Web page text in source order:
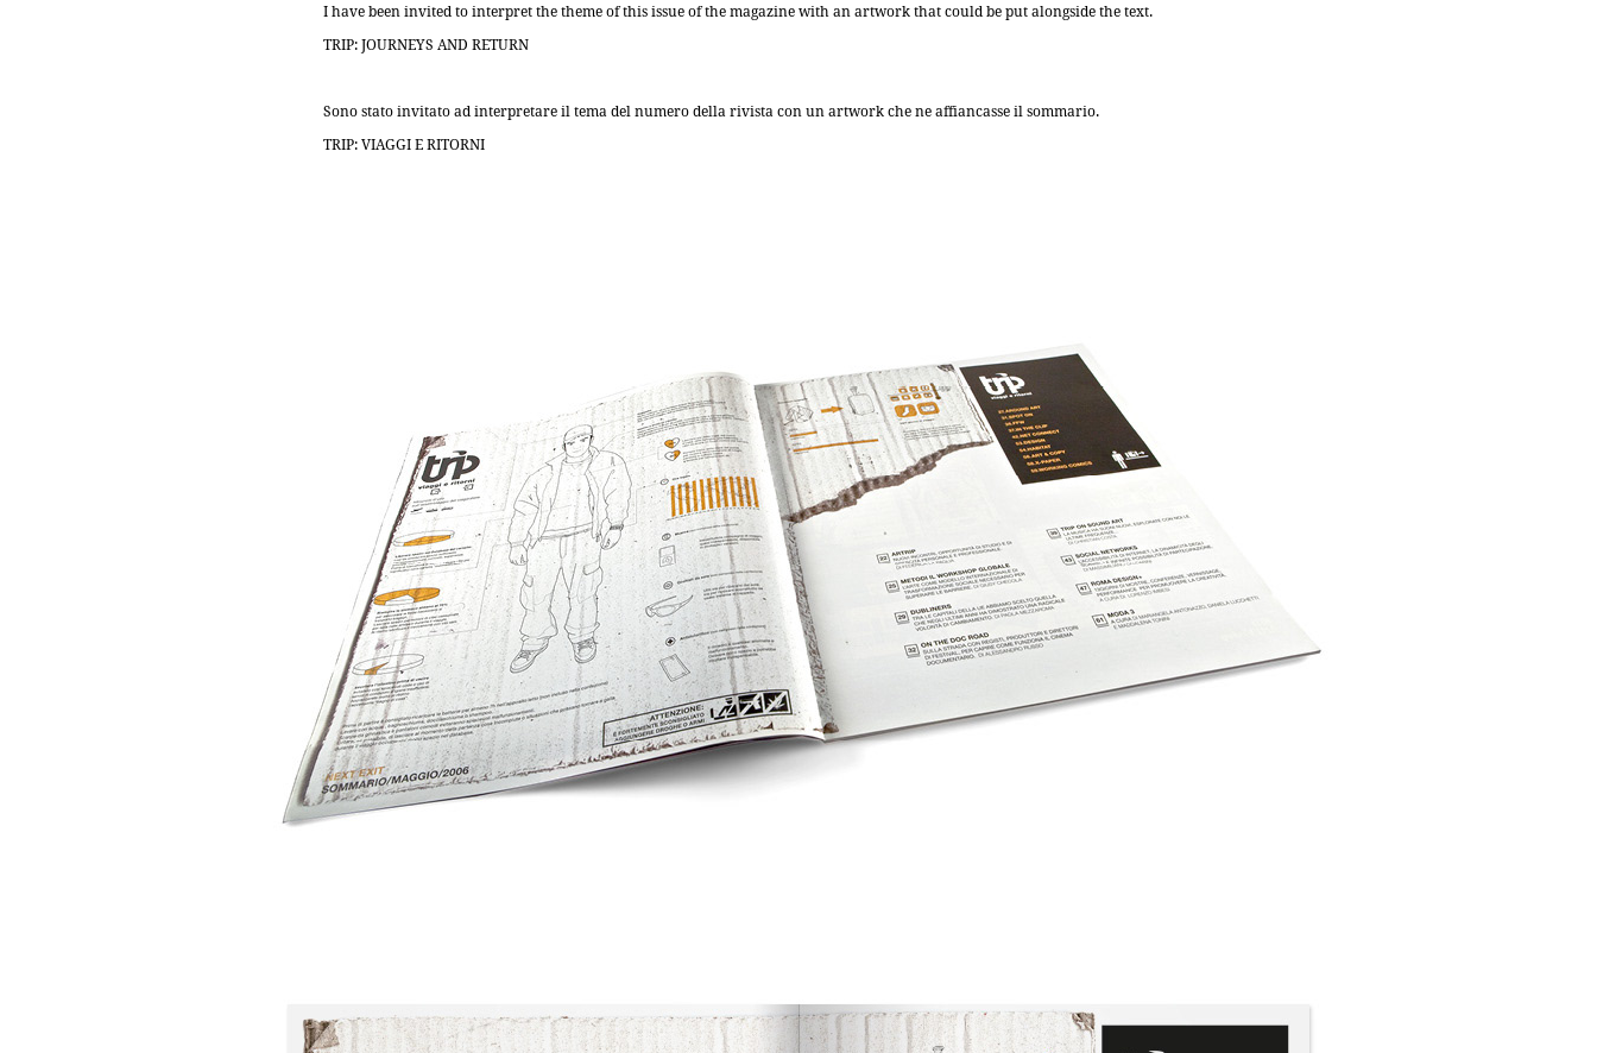
I have been invited to interpret the theme of this issue of the magazine with an artwork that could be put alongside the text.
TRIP: JOURNEYS AND RETURN
Sono stato invitato ad interpretare il tema del numero della rivista con un artwork che ne affiancasse il sommario.
TRIP: VIAGGI E RITORNI